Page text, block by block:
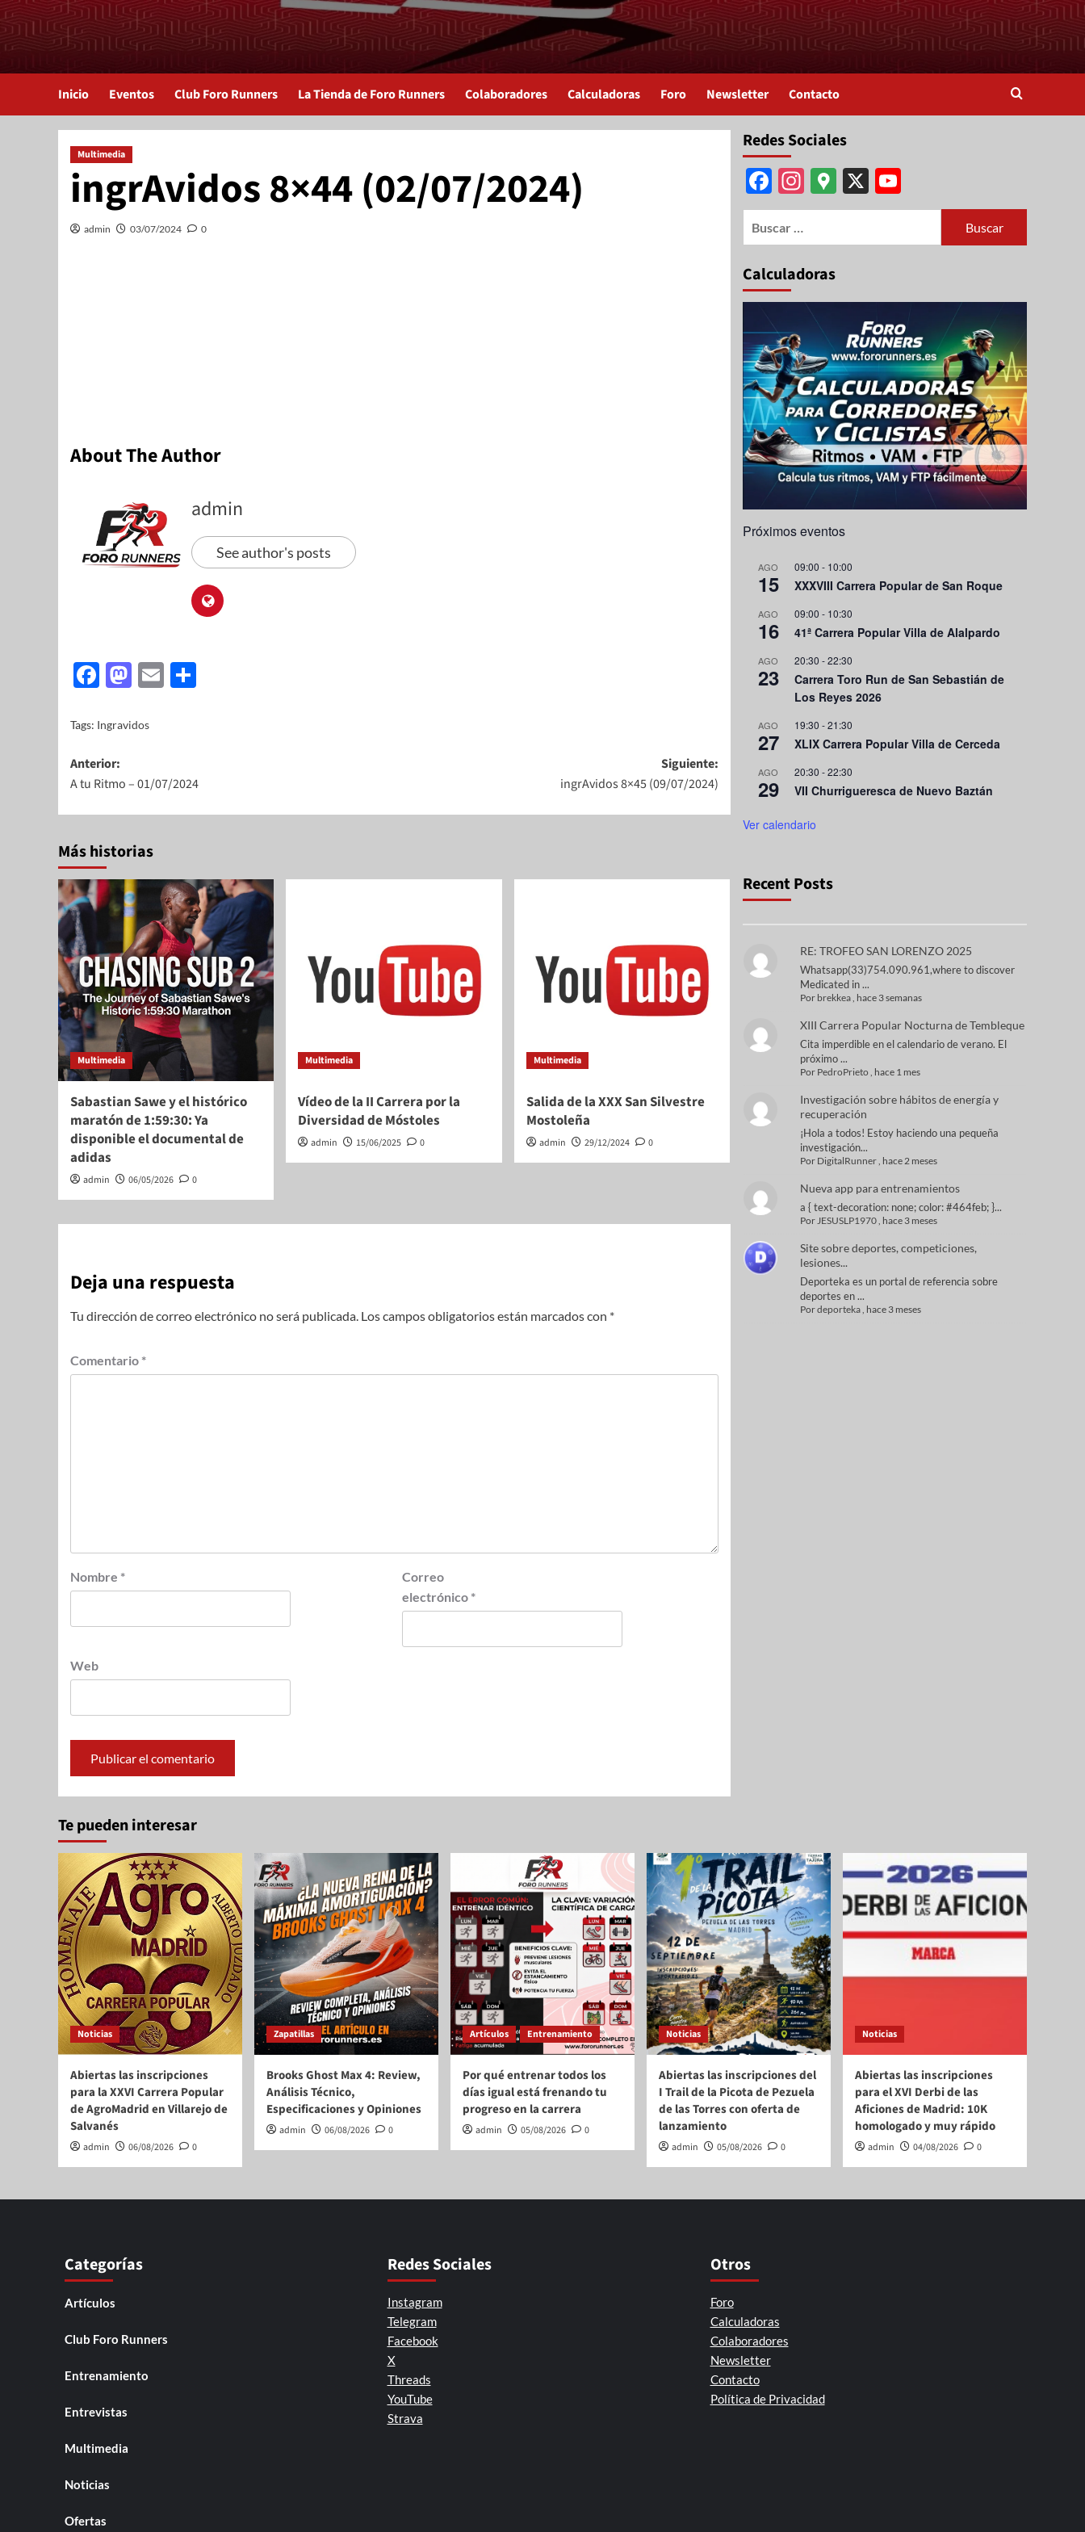
Inicio Eventos Club Foro Runners La Tienda de Foro Runners Colaboradores Calculadoras Foro Newsletter Contacto
Multimedia
ingrAvidos 8×44 (02/07/2024)
admin 03/07/2024 0
About The Author
admin
See author's posts
Facebook
Mastodon
Email
Tags: Ingravidos
Anterior:
A tu Ritmo – 01/07/2024
Siguiente:
ingrAvidos 8×45 (09/07/2024)
Más historias
Multimedia
Sabastian Sawe y el histórico
maratón de 1:59:30: Ya
disponible el documental de
adidas
admin 06/05/2026 0
Multimedia
Vídeo de la II Carrera por la
Diversidad de Móstoles
admin 15/06/2025 0
Multimedia
Salida de la XXX San Silvestre
Mostoleña
admin 29/12/2024 0
Deja una respuesta
Tu dirección de correo electrónico no será publicada. Los campos obligatorios están marcados con *
Comentario *
Nombre *
Correo
electrónico *
Web
Redes Sociales
Facebook
Instagram
Google
Maps
X YouTube
Channel
Calculadoras
Próximos eventos
AGO
15
09:00 - 10:00
XXXVIII Carrera Popular de San Roque
AGO
16
09:00 - 10:30
41ª Carrera Popular Villa de Alalpardo
AGO
23
20:30 -22:30
Carrera Toro Run de San Sebastián de
Los Reyes 2026
AGO
27
19:30 -21:30
XLIX Carrera Popular Villa de Cerceda
AGO
29
20:30 -22:30
VII Churrigueresca de Nuevo Baztán
Ver calendario
Recent Posts
RE: TROFEO SAN LORENZO 2025
Whatsapp(33)754.090.961,where to discover
Medicated in ...
Por brekkea, hace 3 semanas
XIII Carrera Popular Nocturna de Tembleque
Cita imperdible en el calendario de verano. El
próximo ...
Por PedroPrieto , hace 1 mes
Investigación sobre hábitos de energía y
recuperación
¡Hola a todos! Estoy haciendo una pequeña
investigación...
Por DigitalRunner, hace 2 meses
Nueva app para entrenamientos
a { text-decoration: none; color: #464feb; }...
PorJESUSLP1970, hace 3 meses
Site sobre deportes, competiciones,
lesiones...
Deporteka es un portal de referencia sobre
deportes en ...
Pordeporteka, hace 3 meses
Te pueden interesar
Noticias
Abiertas las inscripciones
para la XXVI Carrera Popular
de AgroMadrid en Villarejo de
Salvanés
admin 06/08/2026 0
Zapatillas
Brooks Ghost Max 4: Review,
Análisis Técnico,
Especificaciones y Opiniones
admin 06/08/2026 0
Artículos Entrenamiento
Por qué entrenar todos los
días igual está frenando tu
progreso en la carrera
admin 05/08/2026 0
Noticias
Abiertas las inscripciones del
I Trail de la Picota de Pezuela
de las Torres con oferta de
lanzamiento
admin 05/08/2026 0
Noticias
Abiertas las inscripciones
para el XVI Derbi de las
Aficiones de Madrid: 10K
homologado y muy rápido
admin 04/08/2026 0
Categorías
Artículos
Club Foro Runners
Entrenamiento
Entrevistas
Multimedia
Noticias
Ofertas
Redes Sociales
Instagram
Telegram
Facebook
X
Threads
YouTube
Strava
Otros
Foro
Calculadoras
Colaboradores
Newsletter
Contacto
Política de Privacidad